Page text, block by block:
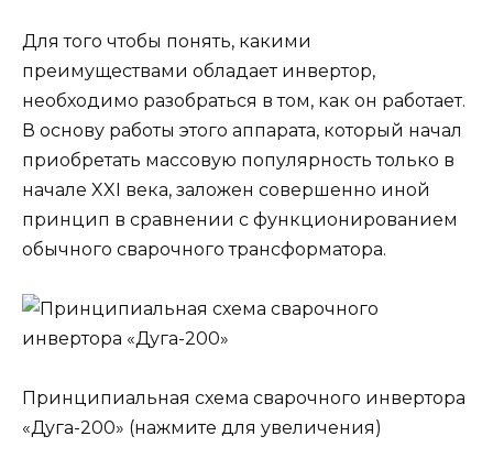
Для того чтобы понять, какими
преимуществами обладает инвертор,
необходимо разобраться в том, как он работает.
В основу работы этого аппарата, который начал
приобретать массовую популярность только в
начале XXI века, заложен совершенно иной
принцип в сравнении с функционированием
обычного сварочного трансформатора.
Принципиальная схема сварочного инвертора
«Дуга-200» (нажмите для увеличения)